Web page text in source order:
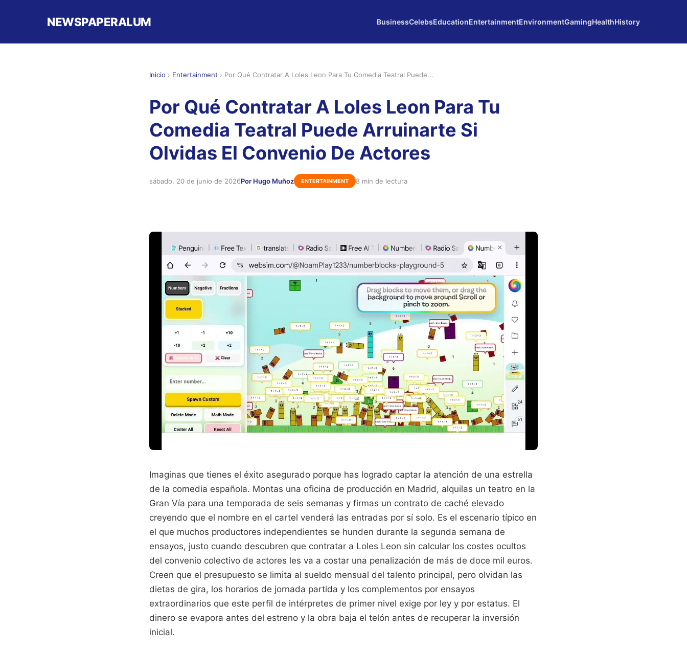
NEWSPAPERALUM BusinessCelebsEducationEntertainmentEnvironmentGamingHealthHistory
Inicio › Entertainment › Por Qué Contratar A Loles Leon Para Tu Comedia Teatral Puede...
Por Qué Contratar A Loles Leon Para Tu
Comedia Teatral Puede Arruinarte Si
Olvidas El Convenio De Actores
sábado, 20 de junio de 2026Por Hugo Muñoz ENTERTAINMENT 8 min de lectura
Imaginas que tienes el éxito asegurado porque has logrado captar la atención de una estrella
de la comedia española. Montas una oficina de producción en Madrid, alquilas un teatro en la
Gran Vía para una temporada de seis semanas y firmas un contrato de caché elevado
creyendo que el nombre en el cartel venderá las entradas por sí solo. Es el escenario típico en
el que muchos productores independientes se hunden durante la segunda semana de
ensayos, justo cuando descubren que contratar a Loles Leon sin calcular los costes ocultos
del convenio colectivo de actores les va a costar una penalización de más de doce mil euros.
Creen que el presupuesto se limita al sueldo mensual del talento principal, pero olvidan las
dietas de gira, los horarios de jornada partida y los complementos por ensayos
extraordinarios que este perfil de intérpretes de primer nivel exige por ley y por estatus. El
dinero se evapora antes del estreno y la obra baja el telón antes de recuperar la inversión
inicial.